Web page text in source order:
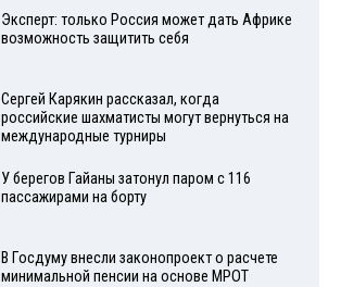
Эксперт: только Россия может дать Африке
возможность защитить себя
Сергей Карякин рассказал, когда
российские шахматисты могут вернуться на
международные турниры
У берегов Гайаны затонул паром с 116
пассажирами на борту
В Госдуму внесли законопроект о расчете
минимальной пенсии на основе МРОТ